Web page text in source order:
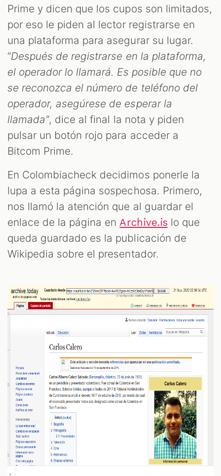
Prime y dicen que los cupos son limitados,
por eso le piden al lector registrarse en
una plataforma para asegurar su lugar.
“Después de registrarse en la plataforma,
el operador lo llamará. Es posible que no
se reconozca el número de teléfono del
operador, asegúrese de esperar la
llamada”, dice al final la nota y piden
pulsar un botón rojo para acceder a
Bitcom Prime.
En Colombiacheck decidimos ponerle la
lupa a esta página sospechosa. Primero,
nos llamó la atención que al guardar el
enlace de la página enArchive.is lo que
queda guardado es la publicación de
Wikipedia sobre el presentador.